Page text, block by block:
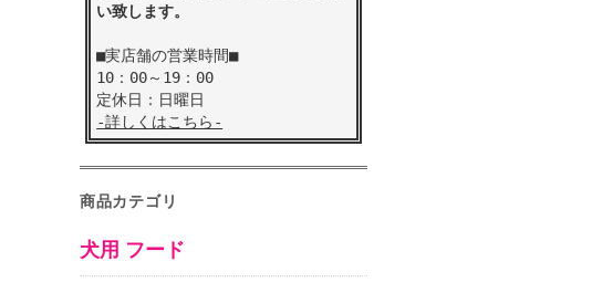
い致します。
■実店舗の営業時間■
10：00～19：00
定休日：日曜日
-詳しくはこちら-
商品カテゴリ
犬用 フード